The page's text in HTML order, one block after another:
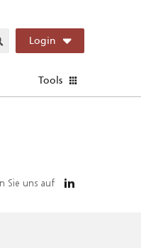
Login
Tools
Sie uns auf